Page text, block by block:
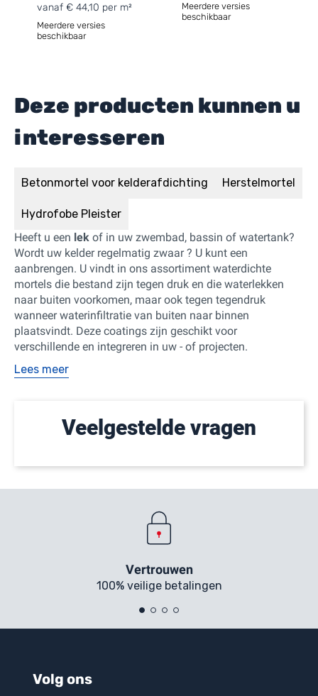
vanaf € 44,10 per m²
Meerdere versies
beschikbaar
Meerdere versies
beschikbaar
Deze producten kunnen u
interesseren
Betonmortel voor kelderafdichting Herstelmortel
Hydrofobe Pleister
Heeft u een lek of in uw zwembad, bassin of watertank?
Wordt uw kelder regelmatig zwaar? U kunt een
aanbrengen. U vindt in ons assortiment waterdichte
mortels die bestand zijn tegen druk en die waterlekken
naar buiten voorkomen, maar ook tegen tegendruk
wanneer waterinfiltratie van buiten naar binnen
plaatsvindt. Deze coatings zijn geschikt voor
verschillende en integreren in uw - of projecten.
Lees meer
Veelgestelde vragen
Vertrouwen
100% veilige betalingen
Volg ons